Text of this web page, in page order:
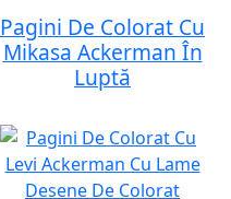
Pagini De Colorat Cu
Mikasa Ackerman În
Luptă